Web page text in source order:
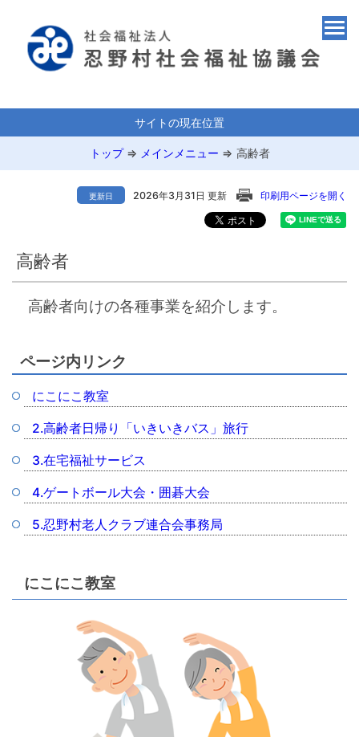
サイトの現在位置
トップ⇒ メインメニュー ⇒ 高齢者
更新日 2026年3月31日 更新 印刷用ページを開く
高齢者
高齢者向けの各種事業を紹介します。
ページ内リンク
にこにこ教室
2.高齢者日帰り「いきいきバス」旅行
3.在宅福祉サービス
4.ゲートボール大会・囲碁大会
5.忍野村老人クラブ連合会事務局
にこにこ教室